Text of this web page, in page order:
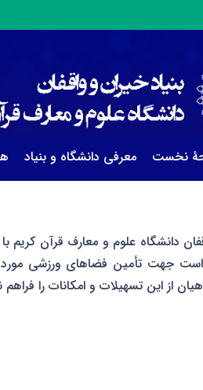
نخست معرفی دانشگاه و بنیاد
دانشگاه علوم و معارف قرآن
جهت تأمین فضاهای ورزشی مورد
از این تسهیلات و امکانات را فراهم